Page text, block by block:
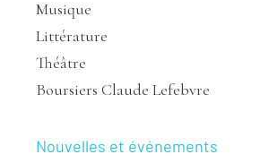
Musique
Littérature
Théâtre
Boursiers Claude Lefebvre
Nouvelles et événements